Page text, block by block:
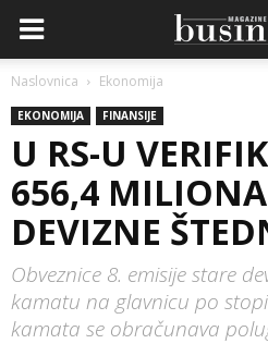
Naslovnica Ekonomija
EKONOMIJA FINANSIJE
U RS-U
656,4
DEVIZNE
Obveznice 8. emisije stare
kamatu na glavnicu po
kamata se obračunava